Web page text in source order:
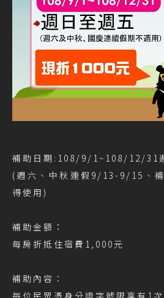
補助日期:108/9/1~108/12/31
(週六、中秋連假9/13-9/15、
得使用)
補助金額：
每房折抵住宿費1,000元
補助內容：
每位民眾憑身分證字號限享有1